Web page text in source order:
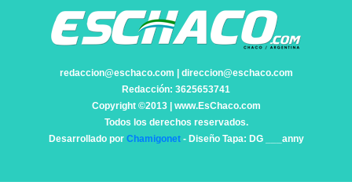
redaccion@eschaco.com | direccion@eschaco.com
Redacción: 3625653741
Copyright ©2013 | www.EsChaco.com
Todos los derechos reservados.
Desarrollado por Chamigonet- Diseño Tapa: DG ___anny